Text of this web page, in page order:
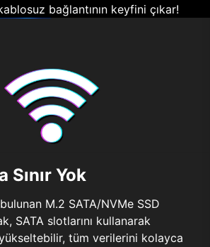
bağlantının keyfini çıkar!
Sınır Yok
M.2 SATA/NVMe SSD
SATA slotlarını kullanarak
tüm verilerini kolayca